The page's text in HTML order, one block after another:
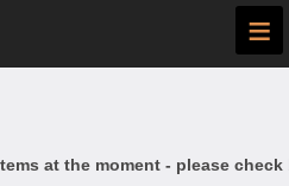
≡
at the moment - please